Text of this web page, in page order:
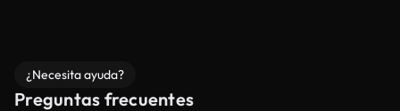
¿Necesita ayuda?
Preguntas frecuentes